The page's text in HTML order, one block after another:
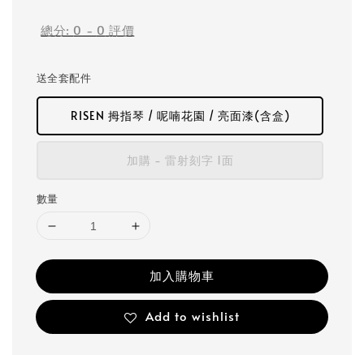
總分: 0 - 0 評價
送全套配件
RISEN 拇指琴 / 呢喃花園 / 亮面漆(含盒)
加購 - 雷射刻字 1面
數量
加入購物車
Add to wishlist